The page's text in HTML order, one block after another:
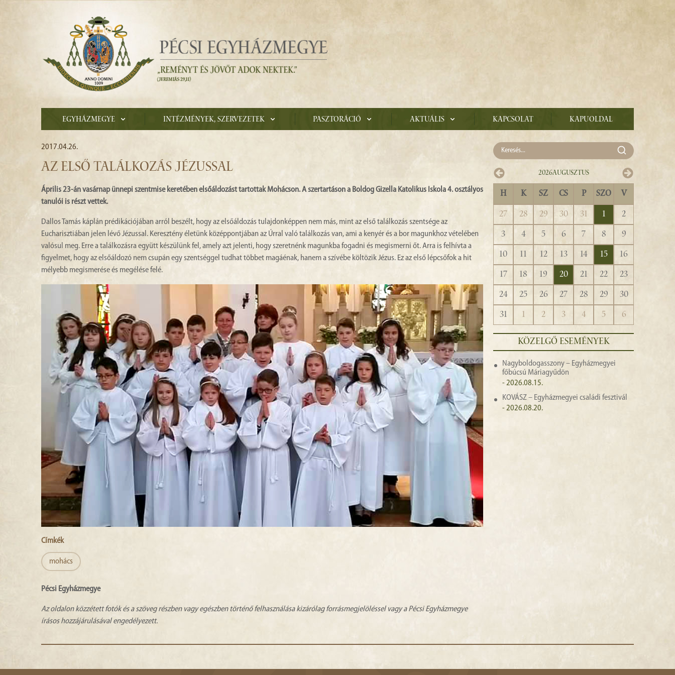
Egyházmegye Intézmények, szervezetek Pasztoráció Aktuális Kapcsolat Kapuoldal
2017.04.26.
AZ ELSŐ TALÁLKOZÁS JÉZUSSAL
Április 23-án vasárnap ünnepi szentmise keretében elsőáldozást tartottak Mohácson. A szertartáson a Boldog Gizella Katolikus Iskola 4. osztályos
tanulói is részt vettek.
Dallos Tamás káplán prédikációjában arról beszélt, hogy az elsőáldozás tulajdonképpen nem más, mint az első találkozás szentsége az
Eucharisztiában jelen lévő Jézussal. Keresztény életünk középpontjában az Úrral való találkozás van, ami a kenyér és a bor magunkhoz vételében
valósul meg. Erre a találkozásra együtt készülünk fel, amely azt jelenti, hogy szeretnénk magunkba fogadni és megismerni őt. Arra is felhívta a
figyelmet, hogy az elsőáldozó nem csupán egy szentséggel tudhat többet magáénak, hanem a szívébe költözik Jézus. Ez az első lépcsőfok a hit
mélyebb megismerése és megélése felé.
Címkék
mohács
Pécsi Egyházmegye
Az oldalon közzétett fotók és a szöveg részben vagy egészben történő felhasználása kizárólag forrásmegjelöléssel vagy a Pécsi Egyházmegye
írásos hozzájárulásával engedélyezett.
2026Augusztus
H K SZ CS P SZO V
27 28 29 30 31 1
2
3
4 5 6 7 8
9
10
11 12 13 14 15
16
17
18 19 20 21 22
23
24
25 26 27 28 29
30
31
1 2 3 4 5 6
KÖZELGŐ ESEMÉNYEK
Nagyboldogasszony – Egyházmegyei
főbúcsú Máriagyűdön
- 2026.08.15.
KOVÁSZ – Egyházmegyei családi fesztivál
- 2026.08.20.